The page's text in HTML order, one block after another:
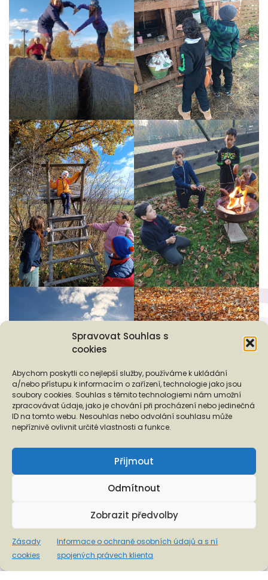
Spravovat Souhlas s
cookies
Abychom poskytli co nejlepší služby, používáme k ukládání
a/nebo přístupu k informacím o zařízení, technologie jako jsou
soubory cookies. Souhlas s těmito technologiemi nám umožní
zpracovávat údaje, jako je chování při procházení nebo jedinečná
ID na tomto webu. Nesouhlas nebo odvolání souhlasu může
nepříznivě ovlivnit určité vlastnosti a funkce.
Přijmout
Odmítnout
Zobrazit předvolby
Zásady
cookies
Informace o ochraně osobních údajů a s ní
spojených právech klienta